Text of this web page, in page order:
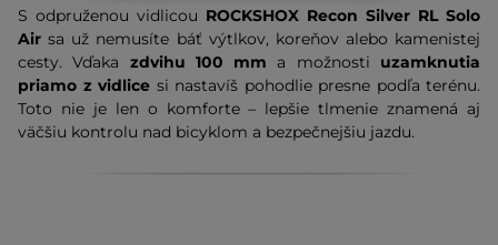
S odpruženou vidlicou ROCKSHOX Recon Silver RL Solo
Air sa už nemusíte báť výtlkov, koreňov alebo kamenistej
cesty. Vďaka zdvihu 100 mm a možnosti uzamknutia
priamo z vidlice si nastavíš pohodlie presne podľa terénu.
Toto nie je len o komforte – lepšie tlmenie znamená aj
väčšiu kontrolu nad bicyklom a bezpečnejšiu jazdu.